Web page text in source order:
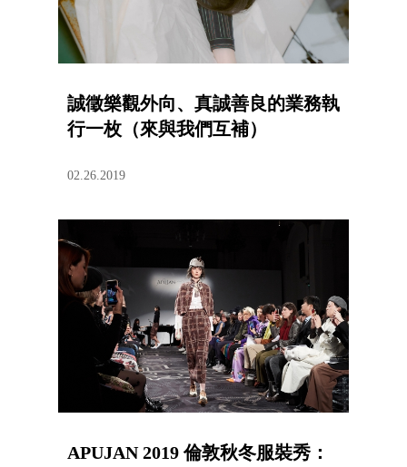
誠徵樂觀外向、真誠善良的業務執
行一枚（來與我們互補）
02.26.2019
APUJAN 2019 倫敦秋冬服裝秀：